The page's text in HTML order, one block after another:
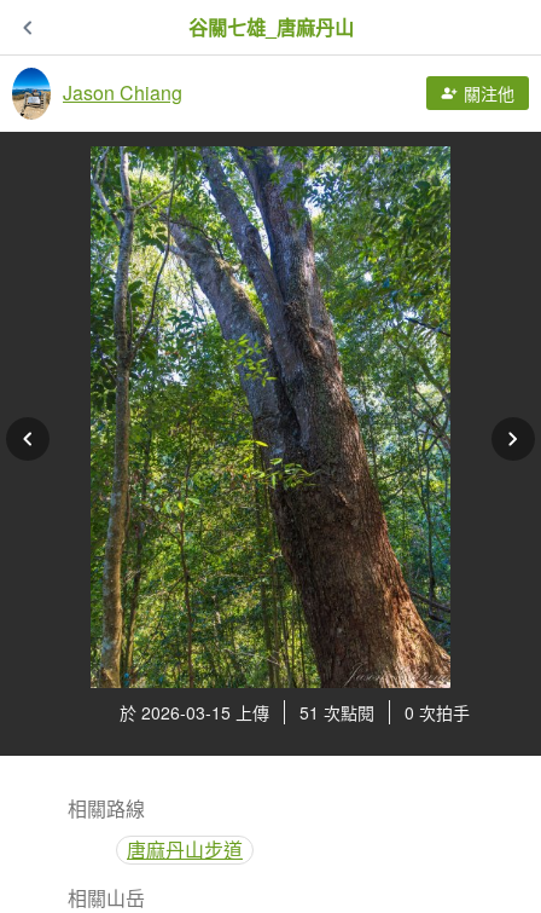
谷關七雄_唐麻丹山
Jason Chiang 關注他
於 2026-03-15 上傳 51 次點閱 0 次拍手
相關路線
唐麻丹山步道
相關山岳